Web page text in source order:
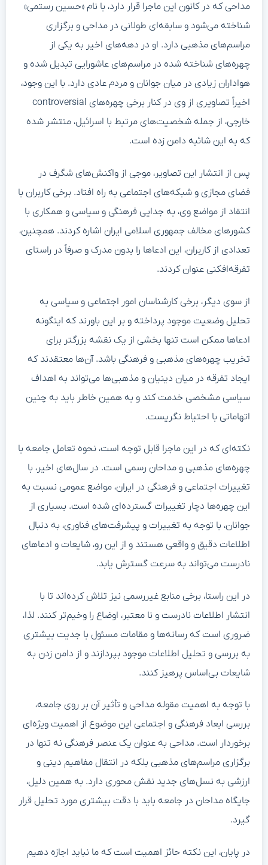
مداحی که در کانون این ماجرا قرار دارد، با نام «حسین رستمی»
شناخته می‌شود و سابقه‌ای طولانی در مداحی و برگزاری
مراسم‌های مذهبی دارد. او در دهه‌های اخیر به یکی از
چهره‌های شناخته شده در مراسم‌های عاشورایی تبدیل شده و
هواداران زیادی در میان جوانان و مردم عادی دارد. با این وجود،
اخیراً تصاویری از وی در کنار برخی چهره‌های controversial
خارجی، از جمله شخصیت‌های مرتبط با اسرائیل، منتشر شده
که به این شائبه دامن زده است.
پس از انتشار این تصاویر، موجی از واکنش‌های شگرف در
فضای مجازی و شبکه‌های اجتماعی به راه افتاد. برخی کاربران با
انتقاد از مواضع وی، به جدایی فرهنگی و سیاسی و همکاری با
کشورهای مخالف جمهوری اسلامی ایران اشاره کردند. همچنین،
تعدادی از کاربران، این ادعاها را بدون مدرک و صرفاً در راستای
تفرقه‌افکنی عنوان کردند.
از سوی دیگر، برخی کارشناسان امور اجتماعی و سیاسی به
تحلیل وضعیت موجود پرداخته و بر این باورند که اینگونه
ادعاها ممکن است تنها بخشی از یک نقشه بزرگتر برای
تخریب چهره‌های مذهبی و فرهنگی باشد. آن‌ها معتقدند که
ایجاد تفرقه در میان دینیان و مذهبی‌ها می‌تواند به اهداف
سیاسی مشخصی خدمت کند و به همین خاطر باید به چنین
اتهاماتی با احتیاط نگریست.
نکته‌ای که در این ماجرا قابل توجه است، نحوه تعامل جامعه با
چهره‌های مذهبی و مداحان رسمی است. در سال‌های اخیر، با
تغییرات اجتماعی و فرهنگی در ایران، مواضع عمومی نسبت به
این چهره‌ها دچار تغییرات گسترده‌ای شده است. بسیاری از
جوانان، با توجه به تغییرات و پیشرفت‌های فناوری، به دنبال
اطلاعات دقیق و واقعی هستند و از این رو، شایعات و ادعاهای
نادرست می‌تواند به سرعت گسترش یابد.
در این راستا، برخی منابع غیررسمی نیز تلاش کرده‌اند تا با
انتشار اطلاعات نادرست و نا معتبر، اوضاع را وخیم‌تر کنند. لذا،
ضروری است که رسانه‌ها و مقامات مسئول با جدیت بیشتری
به بررسی و تحلیل اطلاعات موجود بپردازند و از دامن زدن به
شایعات بی‌اساس پرهیز کنند.
با توجه به اهمیت مقوله مداحی و تأثیر آن بر روی جامعه،
بررسی ابعاد فرهنگی و اجتماعی این موضوع از اهمیت ویژه‌ای
برخوردار است. مداحی به عنوان یک عنصر فرهنگی نه تنها در
برگزاری مراسم‌های مذهبی بلکه در انتقال مفاهیم دینی و
ارزشی به نسل‌های جدید نقش محوری دارد. به همین دلیل،
جایگاه مداحان در جامعه باید با دقت بیشتری مورد تحلیل قرار
گیرد.
در پایان، این نکته حائز اهمیت است که ما نباید اجازه دهیم